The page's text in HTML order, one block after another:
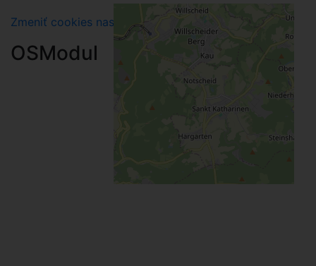
Zmeniť cookies nastavenia
OSModul